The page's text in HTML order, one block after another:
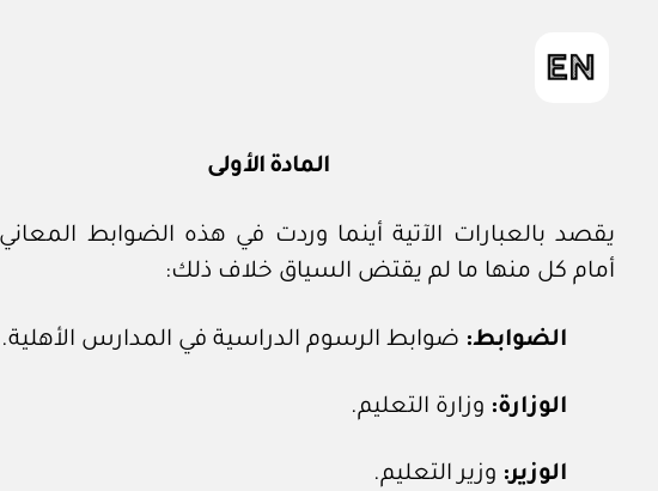
المادة الأولى
يقصد بالعبارات الآتية أينما وردت في هذه الضوابط المعاني
أمام كل منها ما لم يقتض السياق خلاف ذلك:
الضوابط: ضوابط الرسوم الدراسية في المدارس الأهلية.
الوزارة: وزارة التعليم.
الوزير: وزير التعليم.